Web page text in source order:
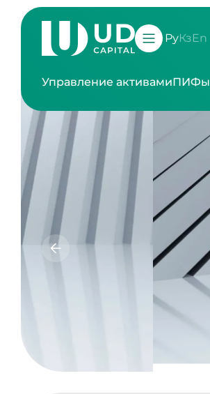
РуКзEn
Управление активамиПИФы